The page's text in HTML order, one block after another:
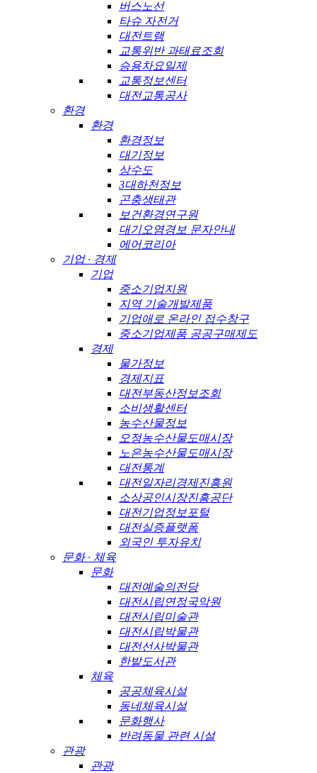
버스노선
타슈 자전거
대전트램
교통위반 과태료조회
승용차요일제
교통정보센터
대전교통공사
환경
환경
환경정보
대기정보
상수도
3대하천정보
곤충생태관
보건환경연구원
대기오염경보 문자안내
에어코리아
기업 · 경제
기업
중소기업지원
지역 기술개발제품
기업애로 온라인 접수창구
중소기업제품 공공구매제도
경제
물가정보
경제지표
대전부동산정보조회
소비생활센터
농수산물정보
오정농수산물도매시장
노은농수산물도매시장
대전통계
대전일자리경제진흥원
소상공인시장진흥공단
대전기업정보포털
대전실증플랫폼
외국인 투자유치
문화 · 체육
문화
대전예술의전당
대전시립연정국악원
대전시립미술관
대전시립박물관
대전선사박물관
한밭도서관
체육
공공체육시설
동네체육시설
문화행사
반려동물 관련 시설
관광
관광